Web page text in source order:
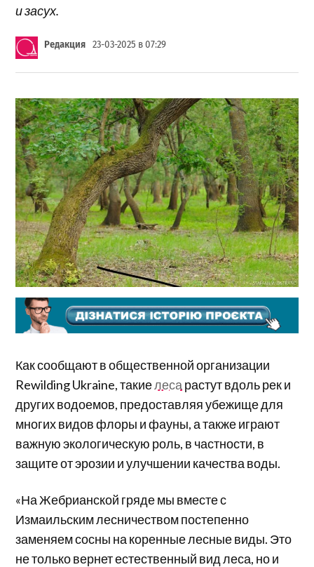
и засух.
Редакция 23-03-2025 в 07:29
Как сообщают в общественной организации
Rewilding Ukraine, такиелеса растут вдоль рек и
других водоемов, предоставляя убежище для
многих видов флоры и фауны, а также играют
важную экологическую роль, в частности, в
защите от эрозии и улучшении качества воды.
«На Жебрианской гряде мы вместе с
Измаильским лесничеством постепенно
заменяем сосны на коренные лесные виды. Это
не только вернет естественный вид леса, но и